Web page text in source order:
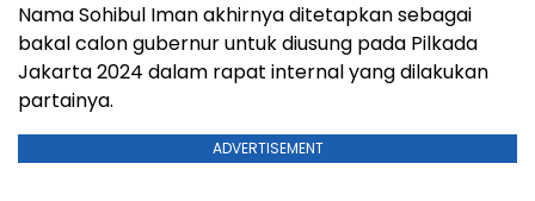
Nama Sohibul Iman akhirnya ditetapkan sebagai
bakal calon gubernur untuk diusung pada Pilkada
Jakarta 2024 dalam rapat internal yang dilakukan
partainya.
ADVERTISEMENT